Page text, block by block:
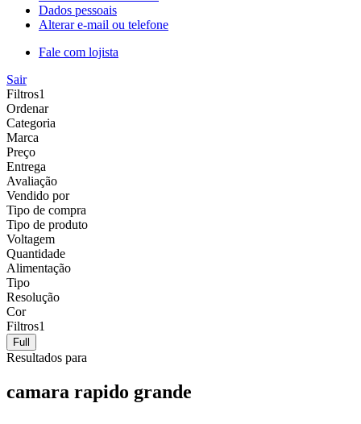
Dados pessoais
Alterar e-mail ou telefone
Fale com lojista
Sair
Filtros1
Ordenar
Categoria
Marca
Preço
Entrega
Avaliação
Vendido por
Tipo de compra
Tipo de produto
Voltagem
Quantidade
Alimentação
Tipo
Resolução
Cor
Filtros1
Full
Resultados para
camara rapido grande